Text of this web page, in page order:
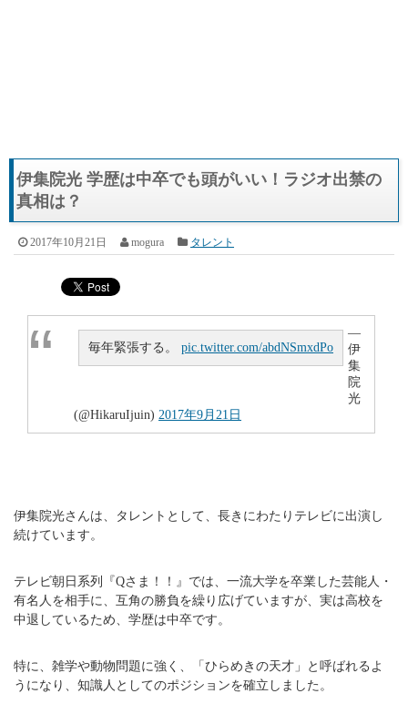
伊集院光 学歴は中卒でも頭がいい！ラジオ出禁の
真相は？
2017年10月21日 mogura タレント
毎年緊張する。 pic.twitter.com/abdNSmxdPo
—
伊
集
院
光
(@HikaruIjuin) 2017年9月21日
伊集院光さんは、タレントとして、長きにわたりテレビに出演し
続けています。
テレビ朝日系列『Qさま！！』では、一流大学を卒業した芸能人・
有名人を相手に、互角の勝負を繰り広げていますが、実は高校を
中退しているため、学歴は中卒です。
特に、雑学や動物問題に強く、「ひらめきの天才」と呼ばれるよ
うになり、知識人としてのポジションを確立しました。